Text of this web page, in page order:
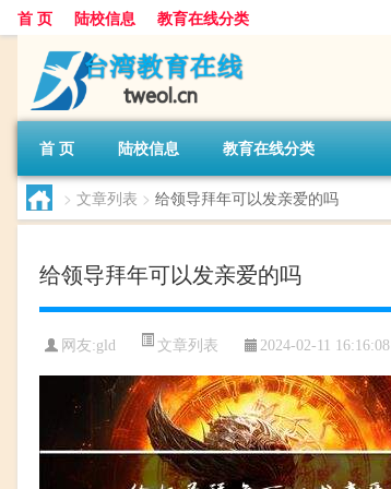
首 页 陆校信息 教育在线分类
首 页 陆校信息 教育在线分类
> 文章列表 > 给领导拜年可以发亲爱的吗
给领导拜年可以发亲爱的吗
网友:gld 文章列表 2024-02-11 16:16:08